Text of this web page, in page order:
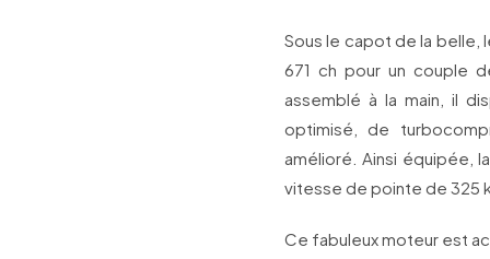
Sous le capot de la belle,
671 ch pour un couple
assemblé à la main, il
optimisé, de
amélioré. Ainsi équipée,
vitesse de pointe de 325
Ce fabuleux moteur est